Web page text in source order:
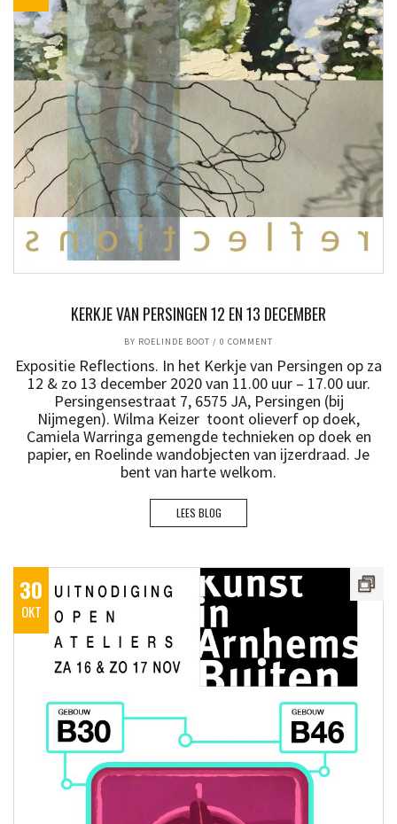
KERKJE VAN PERSINGEN 12 EN 13 DECEMBER
BY ROELINDE BOOT / 0 COMMENT
Expositie Reflections. In het Kerkje van Persingen op za
12 & zo 13 december 2020 van 11.00 uur – 17.00 uur.
Persingensestraat 7, 6575 JA, Persingen (bij
Nijmegen). Wilma Keizer toont olieverf op doek,
Camiela Warringa gemengde technieken op doek en
papier, en Roelinde wandobjecten van ijzerdraad. Je
bent van harte welkom.
LEES BLOG
30
OKT